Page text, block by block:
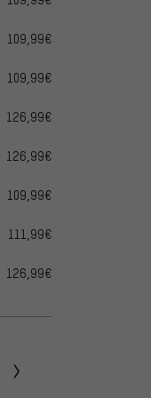
109,99€
109,99€
126,99€
126,99€
109,99€
111,99€
126,99€